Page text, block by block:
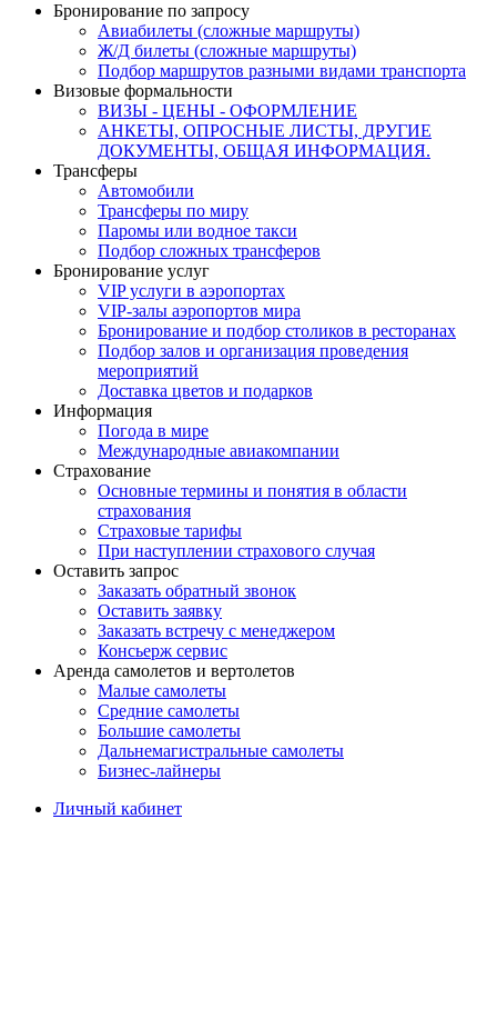
Бронирование по запросу
Авиабилеты (сложные маршруты)
Ж/Д билеты (сложные маршруты)
Подбор маршрутов разными видами транспорта
Визовые формальности
ВИЗЫ - ЦЕНЫ - ОФОРМЛЕНИЕ
АНКЕТЫ, ОПРОСНЫЕ ЛИСТЫ, ДРУГИЕ
ДОКУМЕНТЫ, ОБЩАЯ ИНФОРМАЦИЯ.
Трансферы
Автомобили
Трансферы по миру
Паромы или водное такси
Подбор сложных трансферов
Бронирование услуг
VIP услуги в аэропортах
VIP-залы аэропортов мира
Бронирование и подбор столиков в ресторанах
Подбор залов и организация проведения
мероприятий
Доставка цветов и подарков
Информация
Погода в мире
Международные авиакомпании
Страхование
Основные термины и понятия в области
страхования
Страховые тарифы
При наступлении страхового случая
Оставить запрос
Заказать обратный звонок
Оставить заявку
Заказать встречу с менеджером
Консьерж сервис
Аренда самолетов и вертолетов
Малые самолеты
Средние самолеты
Большие самолеты
Дальнемагистральные самолеты
Бизнес-лайнеры
Личный кабинет